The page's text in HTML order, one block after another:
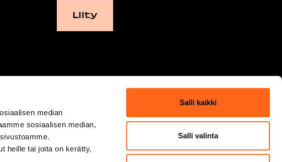
median
sosiaalisen median,
heille tai joita on kerätty,
Salli kaikki
Salli valinta